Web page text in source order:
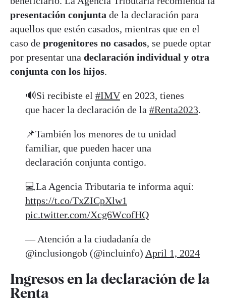
presentación conjunta de la declaración para
aquellos que estén casados, mientras que en el
caso de progenitores no casados, se puede optar
por presentar una declaración individual y otra
conjunta con los hijos.
🔊Si recibiste el #IMVen 2023, tienes
que hacer la declaración de la #Renta2023.
📌También los menores de tu unidad
familiar, que pueden hacer una
declaración conjunta contigo.
💻La Agencia Tributaria te informa aquí:
https://t.co/TxZICpXlw1
pic.twitter.com/Xcg6WcofHQ
— Atención a la ciudadanía de
@inclusiongob (@incluinfo) April 1, 2024
Ingresos en la declaración de la
Renta